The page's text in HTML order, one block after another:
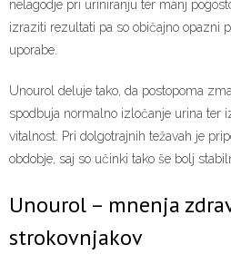
nelagodje pri uriniranju ter manj
izraziti rezultati pa so običajno opazni
uporabe.
Unourol deluje tako, da postopoma
spodbuja normalno izločanje urina ter
vitalnost. Pri dolgotrajnih težavah je
obdobje, saj so učinki tako še bolj
Unourol – mnenja
strokovnjakov